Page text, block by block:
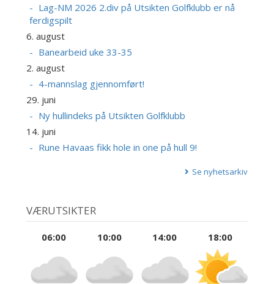
Lag-NM 2026 2.div på Utsikten Golfklubb er nå
ferdigspilt
6. august
Banearbeid uke 33-35
2. august
4-mannslag gjennomført!
29. juni
Ny hullindeks på Utsikten Golfklubb
14. juni
Rune Havaas fikk hole in one på hull 9!
Se nyhetsarkiv
VÆRUTSIKTER
06:00 10:00 14:00 18:00